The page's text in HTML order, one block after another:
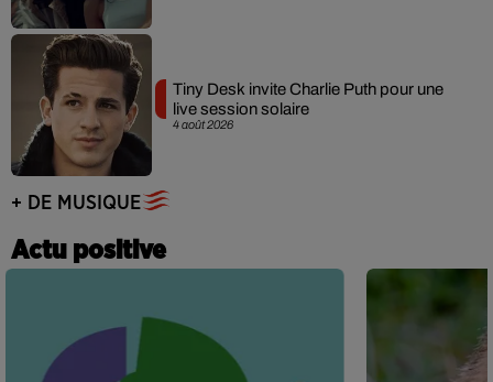
4 août 2026
Tiny Desk invite Charlie Puth pour une
live session solaire
+ DE MUSIQUE
Actu positive